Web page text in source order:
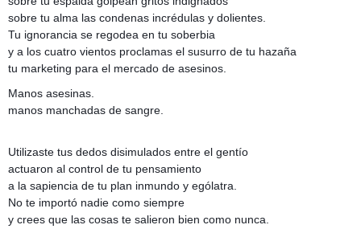
sobre tu alma las condenas incrédulas y dolientes.
Tu ignorancia se regodea en tu soberbia
y a los cuatro vientos proclamas el susurro de tu hazaña
tu marketing para el mercado de asesinos.
Manos asesinas.
manos manchadas de sangre.
Utilizaste tus dedos disimulados entre el gentío
actuaron al control de tu pensamiento
a la sapiencia de tu plan inmundo y ególatra.
No te importó nadie como siempre
y crees que las cosas te salieron bien como nunca.